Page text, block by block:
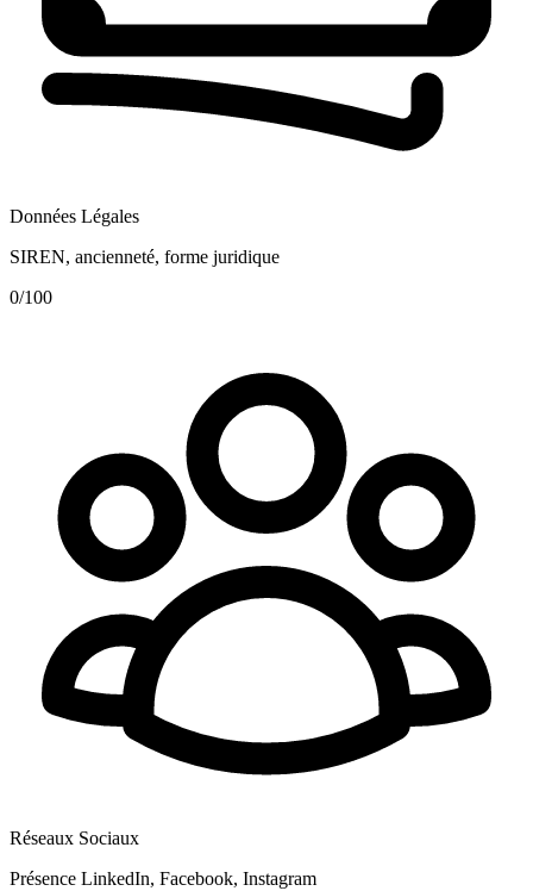
Données Légales
SIREN, ancienneté, forme juridique
0/100
Réseaux Sociaux
Présence LinkedIn, Facebook, Instagram